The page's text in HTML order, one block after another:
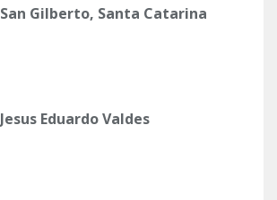
San Gilberto, Santa Catarina
Jesus Eduardo Valdes